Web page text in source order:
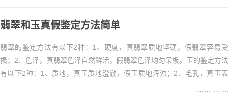
翡翠和玉真假鉴定方法简单
翡翠的鉴定方法有以下2种：1、硬度，真翡翠质地坚硬，假翡翠容易受
损；2、色泽，真翡翠色泽自然鲜活，假翡翠色泽均匀呆板。玉的鉴定方法
有以下2种：1、质地，真玉质地澄澈，假玉质地浑浊；2、毛孔，真玉表